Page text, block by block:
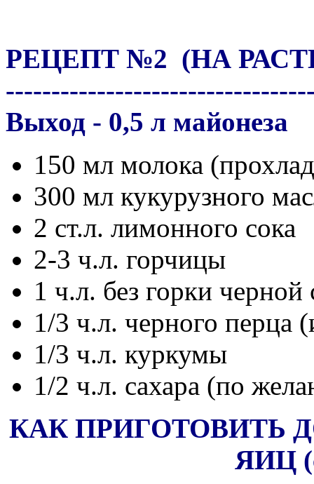
РЕЦЕПТ №2 (НА
Выход - 0,5 л майонеза
150 мл молока
300 мл кукурузного
2 ст.л. лимонного сока
2-3 ч.л. горчицы
1 ч.л. без горки черной
1/3 ч.л. черного перца
1/3 ч.л. куркумы
1/2 ч.л. сахара (по
КАК ПРИГОТОВИТЬ
ЯИЦ